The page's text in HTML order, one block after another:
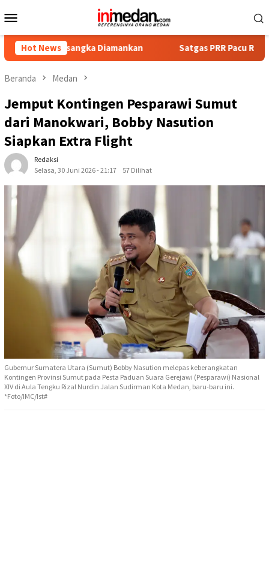
ke
Mobile
Hot News
Diamankan Satgas PRR Pacu Realisasi
Beranda Medan
Jemput Kontingen Pesparawi Sumut
dari Manokwari, Bobby Nasution
Siapkan Extra Flight
Redaksi
Selasa, 30 Juni 2026 - 21:17
57 Dilihat
Gubernur Sumatera Utara (Sumut) Bobby Nasution melepas keberangkatan
Kontingen Provinsi Sumut pada Pesta Paduan Suara Gerejawi (Pesparawi) Nasional
XIV di Aula Tengku Rizal Nurdin Jalan Sudirman Kota Medan, baru-baru ini.
*Foto/IMC/Ist#